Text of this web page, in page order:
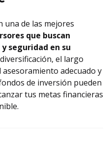
una de las mejores
que buscan
seguridad en su
el largo
asesoramiento adecuado y
de inversión pueden
tus metas financieras